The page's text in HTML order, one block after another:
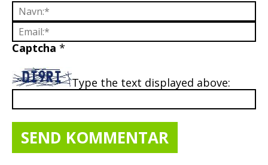
Captcha *
Type the text displayed above: